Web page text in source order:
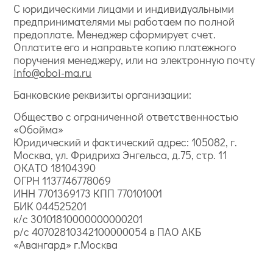
С юридическими лицами и индивидуальными
предпринимателями мы работаем по полной
предоплате. Менеджер сформирует счет.
Оплатите его и направьте копию платежного
поручения менеджеру, или на электронную почту
info@oboi-ma.ru
Банковские реквизиты организации:
Общество с ограниченной ответственностью
«Обойма»
Юридический и фактический адрес: 105082, г.
Москва, ул. Фридриха Энгельса, д.75, стр. 11
ОКАТО 18104390
ОГРН 1137746778069
ИНН 7701369173 КПП 770101001
БИК 044525201
к/с 30101810000000000201
р/с 40702810342100000054 в ПАО АКБ
«Авангард» г.Москва